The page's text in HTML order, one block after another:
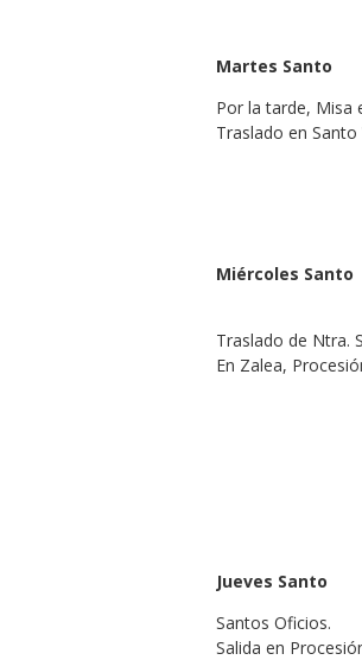
Martes Santo
Por la tarde, Misa
Traslado en
Miércoles Santo
Traslado de Ntra.
En Zalea,
Jueves Santo
Santos Oficios.
Salida en